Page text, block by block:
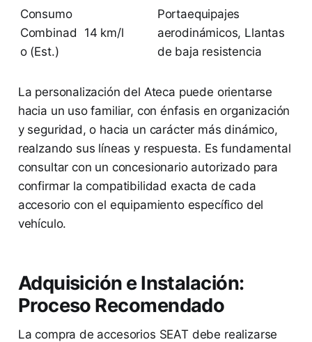
Consumo
Combinad
o (Est.)
14 km/l
Portaequipajes
aerodinámicos, Llantas
de baja resistencia
La personalización del Ateca puede orientarse
hacia un uso familiar, con énfasis en organización
y seguridad, o hacia un carácter más dinámico,
realzando sus líneas y respuesta. Es fundamental
consultar con un concesionario autorizado para
confirmar la compatibilidad exacta de cada
accesorio con el equipamiento específico del
vehículo.
Adquisición e Instalación:
Proceso Recomendado
La compra de accesorios SEAT debe realizarse